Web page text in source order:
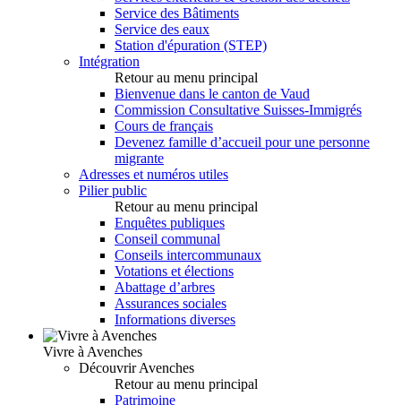
Service des Bâtiments
Service des eaux
Station d'épuration (STEP)
Intégration
Retour au menu principal
Bienvenue dans le canton de Vaud
Commission Consultative Suisses-Immigrés
Cours de français
Devenez famille d’accueil pour une personne
migrante
Adresses et numéros utiles
Pilier public
Retour au menu principal
Enquêtes publiques
Conseil communal
Conseils intercommunaux
Votations et élections
Abattage d’arbres
Assurances sociales
Informations diverses
Vivre à Avenches
Découvrir Avenches
Retour au menu principal
Patrimoine